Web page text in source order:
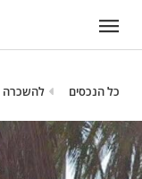
כל הנכסים להשכרה